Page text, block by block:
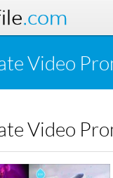
.com
Video
Video